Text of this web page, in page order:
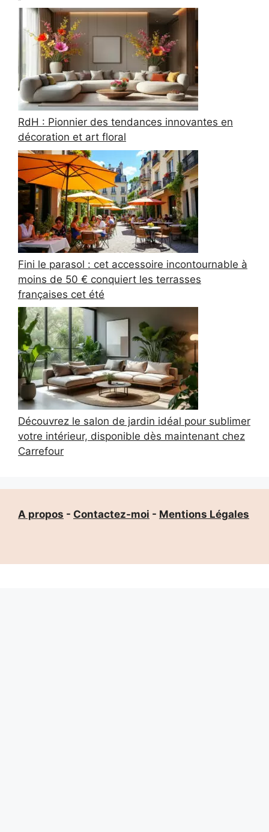
RdH : Pionnier des tendances innovantes en
décoration et art floral
Fini le parasol : cet accessoire incontournable à
moins de 50 € conquiert les terrasses
françaises cet été
Découvrez le salon de jardin idéal pour sublimer
votre intérieur, disponible dès maintenant chez
Carrefour
A propos - Contactez-moi - Mentions Légales